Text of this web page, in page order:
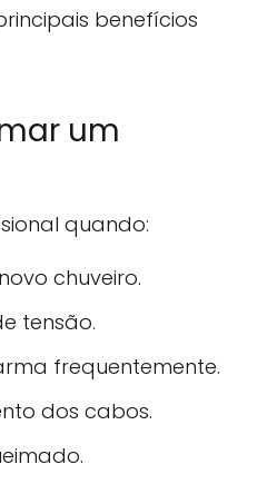
benefícios
um
quando:
chuveiro.
tensão.
frequentemente.
dos cabos.